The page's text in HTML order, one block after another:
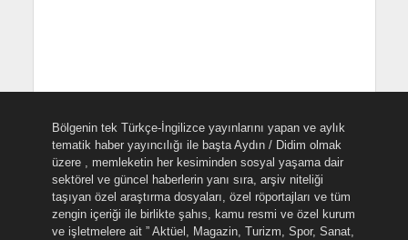
Bölgenin tek Türkçe-İngilizce yayınlarını yapan ve aylık
tematik haber yayıncılığı ile başta Aydın / Didim olmak
üzere , memleketin her kesiminden sosyal yaşama dair
sektörel ve güncel haberlerin yanı sıra, arşiv niteliği
taşıyan özel araştırma dosyaları, özel röportajları ve tüm
zengin içeriği ile birlikte şahıs, kamu resmi ve özel kurum
ve işletmelere ait ” Aktüel, Magazin, Turizm, Spor, Sanat,